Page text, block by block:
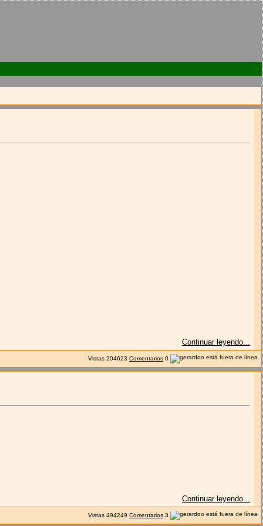
Continuar leyendo...
Vistas 204623 Comentarios 0
Continuar leyendo...
Vistas 494249 Comentarios 3